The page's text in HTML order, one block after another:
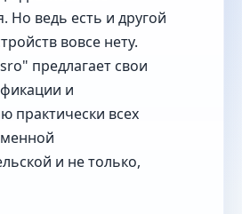
Но ведь есть и другой
вовсе нету.
предлагает свои
и
практически всех
и не только,